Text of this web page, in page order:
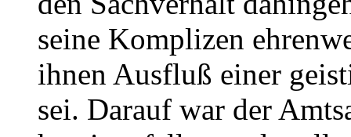
seine Komplizen
ihnen Ausfluß einer
sei. Darauf war der